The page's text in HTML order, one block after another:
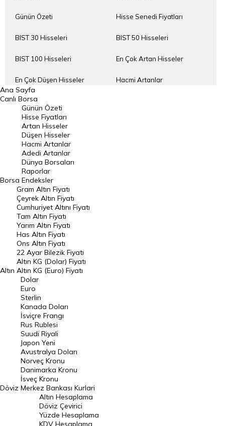
Günün Özeti Hisse Senedi Fiyatları
BIST 30 Hisseleri BIST 50 Hisseleri
BIST 100 Hisseleri En Çok Artan Hisseler
En Çok Düşen Hisseler Hacmi Artanlar
Geçmiş Kapanışlar
Raporlar
DÖVİZ
Dolar Kuru
Pound Kuru
Riyal Kuru
Danimarka Kronu Kuru
Norveç Kronu Kuru
Japon Yeni Kuru
Merkez Bankası Döviz Kurları
ALTIN
Gram Altın Fiyatı
Cumhuriyet Altını Fiyatı
Altın (ONS) Fiyatı
Dolar/Kg Altın Fiyatı
Ana Sayfa
Canlı Borsa
Borsa
Günün Özeti
Hisse Fiyatları
Artan Hisseler
Düşen Hisseler
Hacmi Artanlar
Adedi Artanlar
Dünya Borsaları
Raporlar
Endeksler
Altın
Gram Altın Fiyatı
Çeyrek Altın Fiyatı
Cumhuriyet Altını Fiyatı
Tam Altın Fiyatı
Yarım Altın Fiyatı
Has Altın Fiyatı
Ons Altın Fiyatı
22 Ayar Bilezik Fiyatı
Altın KG (Dolar) Fiyatı
Altın KG (Euro) Fiyatı
Döviz
Dolar
Euro
Sterlin
Kanada Doları
İsviçre Frangı
Rus Rublesi
Suudi Riyali
Japon Yeni
Avustralya Doları
Norveç Kronu
Danimarka Kronu
İsveç Kronu
Merkez Bankası Kurlari
Altın Hesaplama
Döviz Çevirici
Yüzde Hesaplama
KDV Hesaplama